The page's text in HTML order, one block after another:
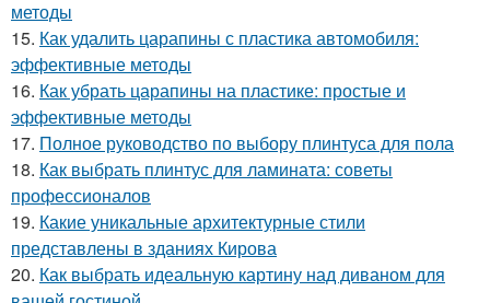
методы
15. Как удалить царапины с пластика автомобиля:
эффективные методы
16. Как убрать царапины на пластике: простые и
эффективные методы
17. Полное руководство по выбору плинтуса для пола
18. Как выбрать плинтус для ламината: советы
профессионалов
19. Какие уникальные архитектурные стили
представлены в зданиях Кирова
20. Как выбрать идеальную картину над диваном для